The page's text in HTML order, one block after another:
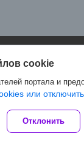
Deal.by
cookies
cookie
портала и
или отключить
Отклонить
на контент
▼